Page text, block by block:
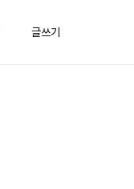
글쓰기